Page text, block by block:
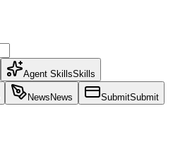
Agent SkillsSkills
News News SubmitSubmit